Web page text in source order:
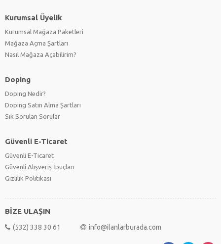
Kurumsal Üyelik
Kurumsal Mağaza Paketleri
Mağaza Açma Şartları
Nasıl Mağaza Açabilirim?
Doping
Doping Nedir?
Doping Satın Alma Şartları
Sık Sorulan Sorular
Güvenli E-Ticaret
Güvenli E-Ticaret
Güvenli Alışveriş İpuçları
Gizlilik Politikası
BİZE ULAŞIN
(532) 338 30 61 info@ilanlarburada.com